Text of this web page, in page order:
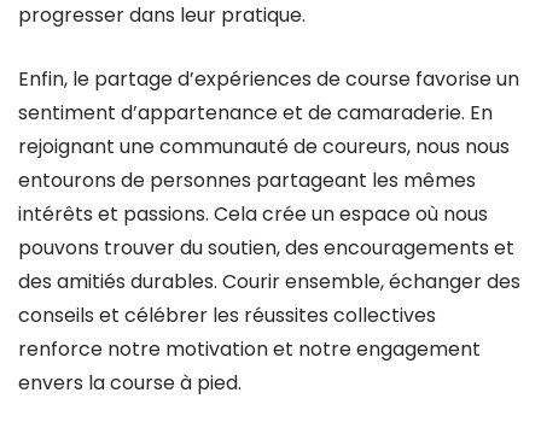
progresser dans leur pratique.
Enfin, le partage d’expériences de course favorise un
sentiment d’appartenance et de camaraderie. En
rejoignant une communauté de coureurs, nous nous
entourons de personnes partageant les mêmes
intérêts et passions. Cela crée un espace où nous
pouvons trouver du soutien, des encouragements et
des amitiés durables. Courir ensemble, échanger des
conseils et célébrer les réussites collectives
renforce notre motivation et notre engagement
envers la course à pied.